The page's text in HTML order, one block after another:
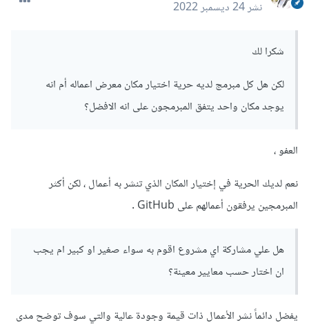
نشر24 ديسمبر 2022
شكرا لك
لكن هل كل مبرمج لديه حرية اختيار مكان معرض اعماله أم انه
يوجد مكان واحد يتفق المبرمجون على انه الافضل؟
العفو ،
نعم لديك الحرية في إختيار المكان الذي تنشر به أعمال ، لكن أكثر
المبرمجين يرفقون أعمالهم على GitHub .
هل علي مشاركة اي مشروع اقوم به سواء صغير او كبير ام يجب
ان اختار حسب معايير معينة؟
يفضل دائماً نشر الأعمال ذات قيمة وجودة عالية والتي سوف توضح مدى